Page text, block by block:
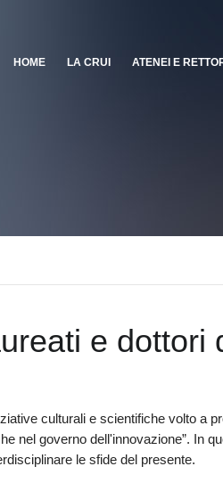
HOME LA CRUI ATENEI E
e dottori
culturali e scientifiche volto a
nel governo dell'innovazione”. In
le sfide del presente.